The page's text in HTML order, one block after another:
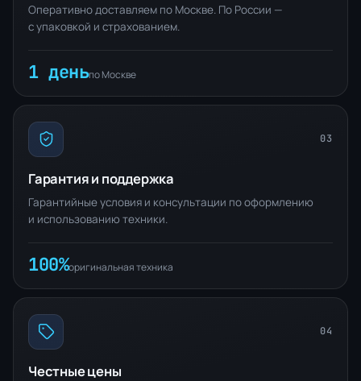
Оперативно доставляем по Москве. По России —
с упаковкой и страхованием.
1 деньпо Москве
03
Гарантия и поддержка
Гарантийные условия и консультации по оформлению
и использованию техники.
100%оригинальная техника
04
Честные цены